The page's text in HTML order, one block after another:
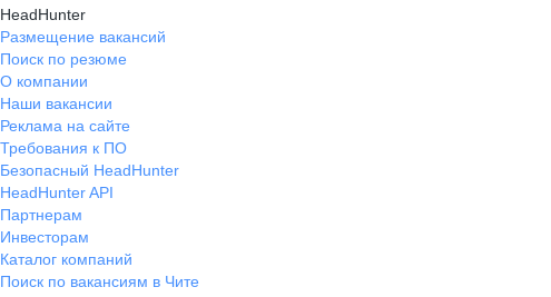
HeadHunter
Размещение вакансий
Поиск по резюме
О компании
Наши вакансии
Реклама на сайте
Требования к ПО
Безопасный HeadHunter
HeadHunter API
Партнерам
Инвесторам
Каталог компаний
Поиск по вакансиям в Чите